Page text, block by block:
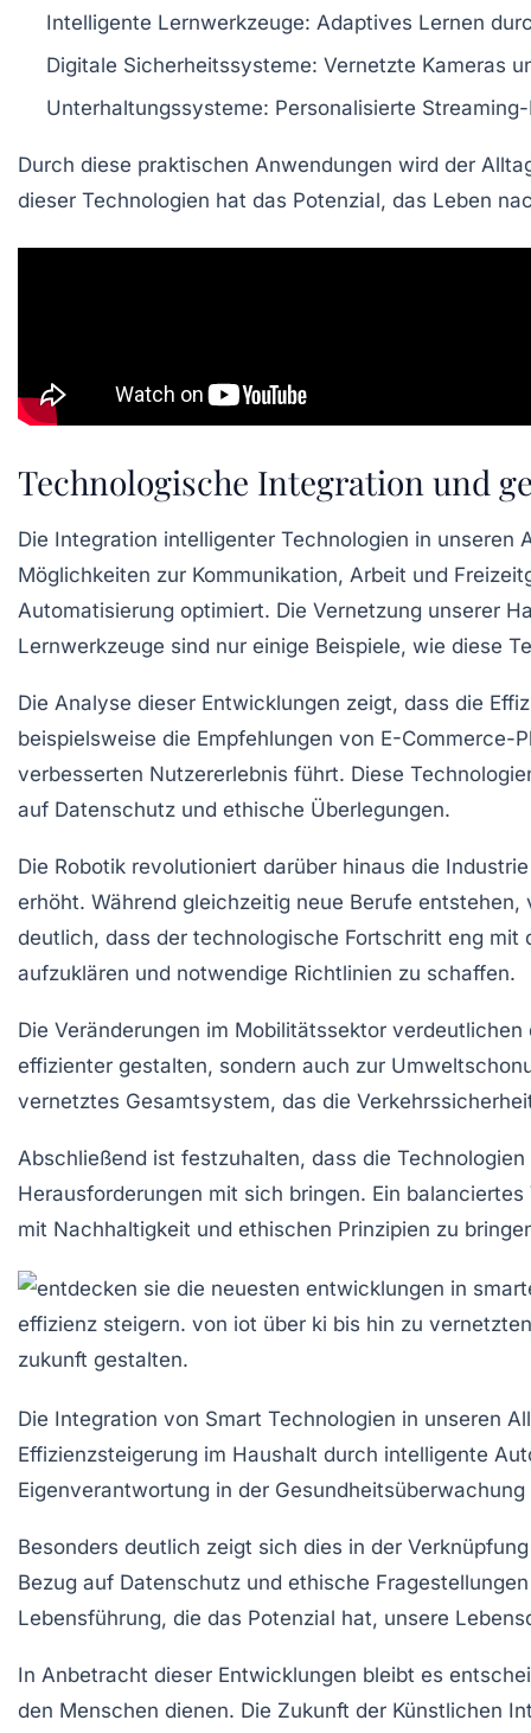
Intelligente Lernwerkzeuge: Adaptives Lernen
Digitale Sicherheitssysteme: Vernetzte Kameras
Unterhaltungssysteme: Personalisierte
Durch diese praktischen Anwendungen wird der
dieser Technologien hat das Potenzial, das Leben
Technologische Integration und
Die Integration intelligenter Technologien in unseren
Möglichkeiten zur Kommunikation, Arbeit und
Automatisierung optimiert. Die Vernetzung unserer
Lernwerkzeuge sind nur einige Beispiele, wie diese
Die Analyse dieser Entwicklungen zeigt, dass die
beispielsweise die Empfehlungen von E-Commerce-
verbesserten Nutzererlebnis führt. Diese
auf Datenschutz und ethische Überlegungen.
Die Robotik revolutioniert darüber hinaus die Industrie
erhöht. Während gleichzeitig neue Berufe
deutlich, dass der technologische Fortschritt eng
aufzuklären und notwendige Richtlinien zu schaffen.
Die Veränderungen im Mobilitätssektor verdeutlichen
effizienter gestalten, sondern auch zur
vernetztes Gesamtsystem, das die
Abschließend ist festzuhalten, dass die
Herausforderungen mit sich bringen. Ein
mit Nachhaltigkeit und ethischen Prinzipien zu
Die Integration von Smart Technologien in unseren
Effizienzsteigerung im Haushalt durch intelligente
Eigenverantwortung in der
Besonders deutlich zeigt sich dies in der
Bezug auf Datenschutz und ethische Fragestellungen
Lebensführung, die das Potenzial hat, unsere
In Anbetracht dieser Entwicklungen bleibt es
den Menschen dienen. Die Zukunft der Künstlichen